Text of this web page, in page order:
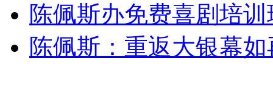
女孩北京地铁殴打老人 痛下狠手拳打脚踢
陈佩斯办免费喜剧培
陈佩斯：重返大银幕